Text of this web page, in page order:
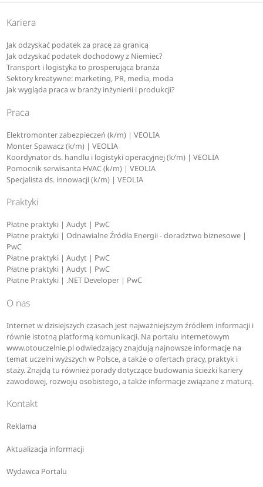
Kariera
Jak odzyskać podatek za pracę za granicą
Jak odzyskać podatek dochodowy z Niemiec?
Transport i logistyka to prosperująca branża
Sektory kreatywne: marketing, PR, media, moda
Jak wygląda praca w branży inżynierii i produkcji?
Praca
Elektromonter zabezpieczeń (k/m) | VEOLIA
Monter Spawacz (k/m) | VEOLIA
Koordynator ds. handlu i logistyki operacyjnej (k/m) | VEOLIA
Pomocnik serwisanta HVAC (k/m) | VEOLIA
Specjalista ds. innowacji (k/m) | VEOLIA
Praktyki
Płatne praktyki | Audyt | PwC
Płatne praktyki | Odnawialne Źródła Energii - doradztwo biznesowe |
PwC
Płatne praktyki | Audyt | PwC
Płatne praktyki | Audyt | PwC
Płatne Praktyki | .NET Developer | PwC
O nas
Internet w dzisiejszych czasach jest najważniejszym źródłem informacji i
równie istotną platformą komunikacji. Na portalu internetowym
www.otouczelnie.pl odwiedzający znajdują najnowsze informacje na
temat uczelni wyższych w Polsce, a także o ofertach pracy, praktyk i
staży. Znajdą tu również porady dotyczące budowania ścieżki kariery
zawodowej, rozwoju osobistego, a także informacje związane z maturą.
Kontakt
Reklama
Aktualizacja informacji
Wydawca Portalu